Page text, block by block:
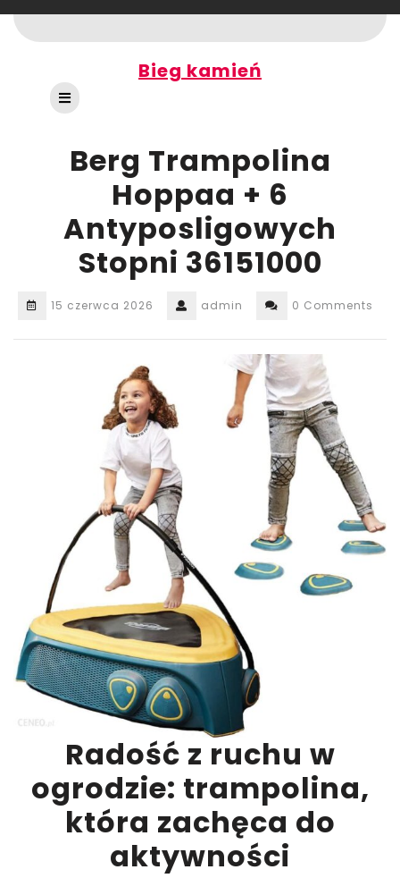
to
content
Bieg kamień
Open
Button
Berg Trampolina
Hoppaa + 6
Antyposligowych
Stopni 36151000
15 czerwca 2026 admin 0 Comments
Radość z ruchu w
ogrodzie: trampolina,
która zachęca do
aktywności